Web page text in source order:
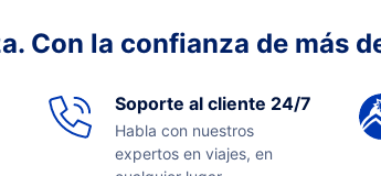
Con la confianza de más
Soporte al cliente 24/7
Habla con nuestros
expertos en viajes, en